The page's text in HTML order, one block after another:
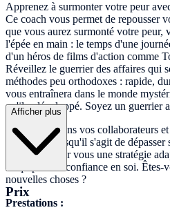
Apprenez à surmonter votre peur
Ce coach vous permet de repousser
que vous aurez surmonté votre peur,
l'épée en main : le temps d'une
d'un héros de films d'action comme
Réveillez le guerrier des affaires qui
méthodes peu orthodoxes : rapide,
vous entraînera dans le monde
qu'il a développé. Soyez un guerrier
Nous entraînons vos collaborateurs
domaines, lorsqu'il s'agit de
élaborons pour vous une stratégie
d'équipe et la confiance en soi. Êtes-
nouvelles choses ?
Prestations :
Afficher plus
Prix